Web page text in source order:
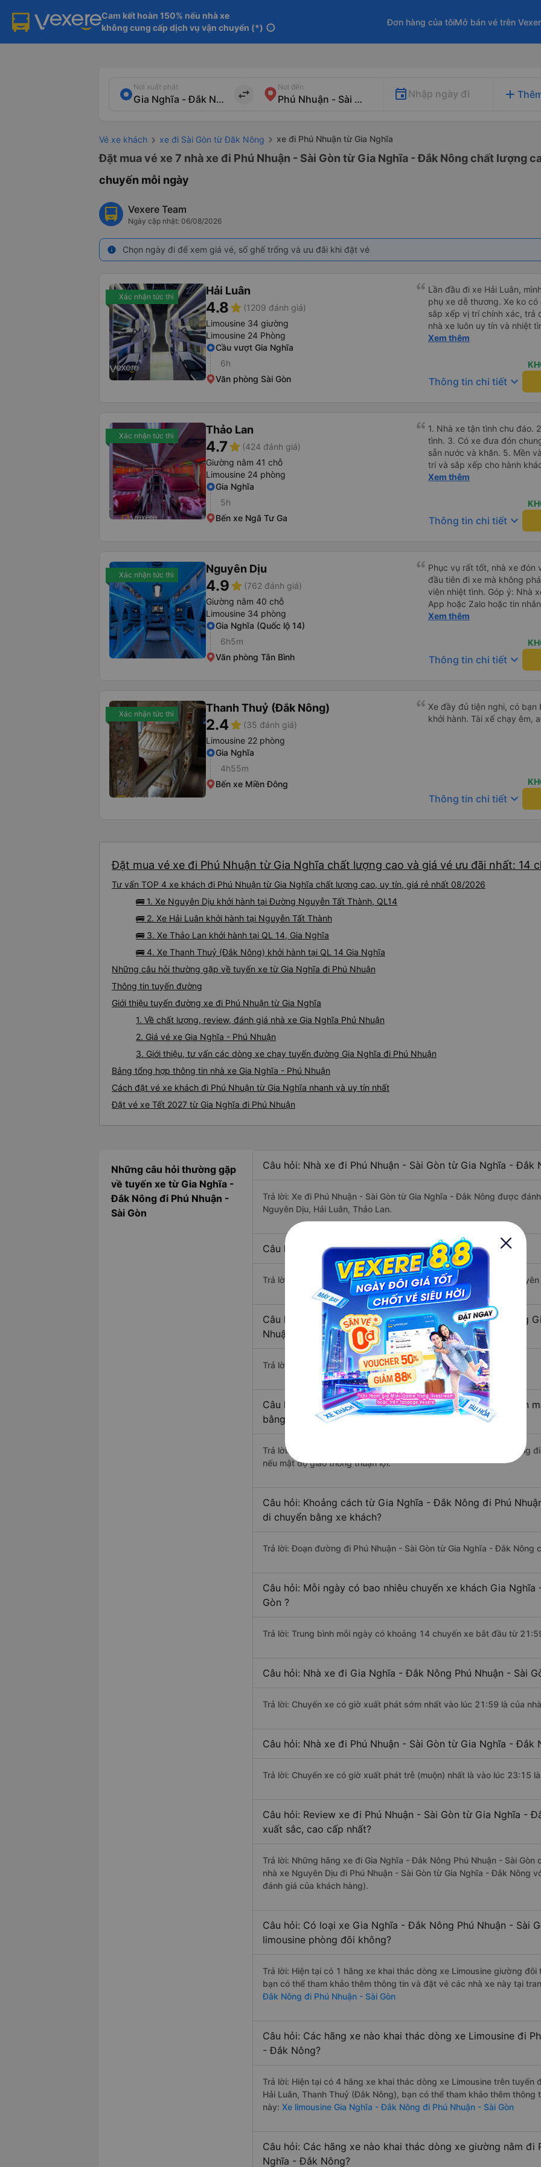
Cam kết hoàn 150% nếu nhà xe
không cung cấp dịch vụ vận chuyển (*) info
Đơn hàng của tôiMở bán vé trên
Nơi xuất phát
import_export
Nơi đến
Nhập ngày đi add
Vé xe khách xe đi Sài Gòn từ Đăk Nông xe đi Phú Nhuận từ Gia Nghĩa
Đặt mua vé xe 7 nhà xe đi Phú Nhuận - Sài Gòn từ Gia Nghĩa - Đắk Nông chất lượng
chuyến mỗi ngày
Vexere Team
Ngày cập nhật: 06/08/2026
info Chọn ngày đi để xem giá vé, số ghế trống và ưu đãi khi đặt vé
Xác nhận tức thì Hải Luân
4.8star (1209 đánh giá)
Limousine 34 giường
Limousine 24 Phòng
Cầu vượt Gia Nghĩa
6h
Văn phòng Sài Gòn
Lần đầu đi xe Hải Luân,
phụ xe dễ thương. Xe ko
sắp xếp vị trí chính xác, trả
nhà xe luôn uy tín và nhiệt
nữa
Xem thêm
Thông tin chi tiết keyboard_arrow_down
Xác nhận tức thì Thảo Lan
4.7star (424 đánh giá)
Giường nằm 41 chỗ
Limousine 24 phòng
Gia Nghĩa
5h
Bến xe Ngã Tư Ga
1. Nhà xe tận tình chu đáo. 2. Nhân viên cận thận và nhiệt
tình. 3. Có xe đưa đón chung
sẵn nước và khăn. 5. Mền
trí và sắp xếp cho hành
Giá cả phải chăng phù hợp
Xem thêm
Thông tin chi tiết keyboard_arrow_down
Xác nhận tức thì Nguyên Dịu
4.9star (762 đánh giá)
Giường nằm 40 chỗ
Limousine 34 phòng
Gia Nghĩa (Quốc lộ 14)
6h5m
Văn phòng Tân Bình
Phục vụ rất tốt, nhà xe đón
đầu tiên đi xe mà không
viên nhiệt tình. Góp ý: Nhà
App hoặc Zalo hoặc tin
hành khách yên tâm đặc
Xem thêm
Thông tin chi tiết keyboard_arrow_down
Xác nhận tức thì Thanh Thuỷ (Đắk Nông)
2.4star (35 đánh giá)
Limousine 22 phòng
Gia Nghĩa
4h55m
Bến xe Miền Đông
Xe đầy đủ tiện nghi, có
khởi hành. Tài xế chạy êm,
Thông tin chi tiết keyboard_arrow_down
Đặt mua vé xe đi Phú Nhuận từ Gia Nghĩa chất lượng cao và giá vé ưu đãi nhất: 14
Tư vấn TOP 4 xe khách đi Phú Nhuận từ Gia Nghĩa chất lượng cao, uy tín, giá rẻ nhất 08/2026
🚌 1. Xe Nguyên Dịu khởi hành tại Đường Nguyễn Tất Thành, QL14
🚌 2. Xe Hải Luân khởi hành tại Nguyễn Tất Thành
🚌 3. Xe Thảo Lan khởi hành tại QL 14, Gia Nghĩa
🚌 4. Xe Thanh Thuỷ (Đắk Nông) khởi hành tại QL 14 Gia Nghĩa
Những câu hỏi thường gặp về tuyến xe từ Gia Nghĩa đi Phú Nhuận
Thông tin tuyến đường
Giới thiệu tuyến đường xe đi Phú Nhuận từ Gia Nghĩa
1. Về chất lượng, review, đánh giá nhà xe Gia Nghĩa Phú Nhuận
2. Giá vé xe Gia Nghĩa - Phú Nhuận
3. Giới thiệu, tư vấn các dòng xe chạy tuyến đường Gia Nghĩa đi Phú Nhuận
Bảng tổng hợp thông tin nhà xe Gia Nghĩa - Phú Nhuận
Cách đặt vé xe khách đi Phú Nhuận từ Gia Nghĩa nhanh và uy tín nhất
Đặt vé xe Tết 2027 từ Gia Nghĩa đi Phú Nhuận
Những câu hỏi thường gặp
về tuyến xe từ Gia Nghĩa -
Đắk Nông đi Phú Nhuận -
Sài Gòn
Câu hỏi: Nhà xe đi Phú Nhuận - Sài Gòn từ Gia Nghĩa -
Trả lời: Xe đi Phú Nhuận - Sài Gòn từ Gia Nghĩa - Đắk Nông được
Nguyên Dịu, Hải Luân, Thảo Lan.
Câu hỏi: Xe nào đi Phú Nhuận - Sài Gòn có giá rẻ nhất?
Trả lời: Vé xe rẻ nhất có mức giá là 250.000 đồng của nhà xe Nguyên
Câu hỏi: Có bao nhiêu nhà xe đang khai thác tuyến đường
Nhuận - Sài Gòn ?
Trả lời: Hiện tại có 4 nhà xe khai thác tuyến đường.
Câu hỏi: Từ Gia Nghĩa - Đắk Nông đi Phú Nhuận - Sài Gòn
bằng xe khách?
Trả lời: Thời gian di chuyển bằng xe khách từ Gia Nghĩa - Đắk Nông
nếu mật độ giao thông thuận lợi.
Câu hỏi: Khoảng cách từ Gia Nghĩa - Đắk Nông đi Phú
di chuyển bằng xe khách?
Trả lời: Đoạn đường đi Phú Nhuận - Sài Gòn từ Gia Nghĩa - Đắk Nông
Câu hỏi: Mỗi ngày có bao nhiêu chuyến xe khách Gia
Gòn ?
Trả lời: Trung bình mỗi ngày có khoảng 14 chuyến xe bắt đầu từ
Câu hỏi: Nhà xe đi Gia Nghĩa - Đắk Nông Phú Nhuận - Sài
Trả lời: Chuyến xe có giờ xuất phát sớm nhất vào lúc 21:59 là của
Câu hỏi: Nhà xe đi Phú Nhuận - Sài Gòn từ Gia Nghĩa - Đắk
Trả lời: Chuyến xe có giờ xuất phát trễ (muộn) nhất là vào lúc 23:15
Câu hỏi: Review xe đi Phú Nhuận - Sài Gòn từ Gia Nghĩa -
xuất sắc, cao cấp nhất?
Trả lời: Những hãng xe đi Gia Nghĩa - Đắk Nông Phú Nhuận - Sài
nhà xe Nguyên Dịu đi Phú Nhuận - Sài Gòn từ Gia Nghĩa - Đắk Nông
đánh giá của khách hàng).
Câu hỏi: Có loại xe Gia Nghĩa - Đắk Nông Phú Nhuận - Sài
limousine phòng đôi không?
Trả lời: Hiện tại có 1 hãng xe khai thác dòng xe Limousine giường
bạn có thể tham khảo thêm thông tin và đặt vé các nhà xe này tại
Đắk Nông đi Phú Nhuận - Sài Gòn
Câu hỏi: Các hãng xe nào khai thác dòng xe Limousine đi
- Đắk Nông?
Trả lời: Hiện tại có 4 hãng xe khai thác dòng xe Limousine trên tuyến
Hải Luân, Thanh Thuỷ (Đắk Nông), bạn có thể tham khảo thêm
này: Xe limousine Gia Nghĩa - Đắk Nông đi Phú Nhuận - Sài Gòn
Câu hỏi: Các hãng xe nào khai thác dòng xe giường nằm đi
Nghĩa - Đắk Nông?